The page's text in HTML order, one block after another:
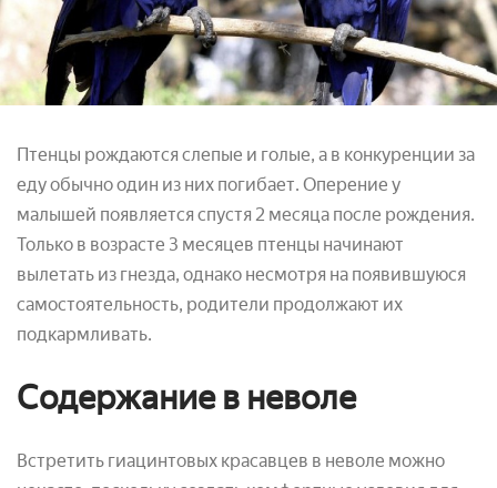
Птенцы рождаются слепые и голые, а в конкуренции за
еду обычно один из них погибает. Оперение у
малышей появляется спустя 2 месяца после рождения.
Только в возрасте 3 месяцев птенцы начинают
вылетать из гнезда, однако несмотря на появившуюся
самостоятельность, родители продолжают их
подкармливать.
Содержание в неволе
Встретить гиацинтовых красавцев в неволе можно